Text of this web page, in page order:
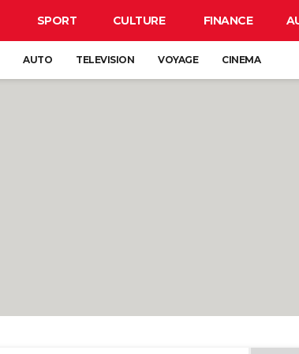
SPORT CULTURE FINANCE
AUTO TELEVISION VOYAGE CINEMA